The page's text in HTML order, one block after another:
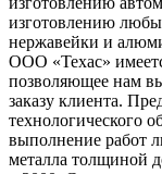
изготовлению
нержавейки и
ООО «Техас»
позволяющее нам
заказу клиента.
технологического
выполнение работ
металла толщиной